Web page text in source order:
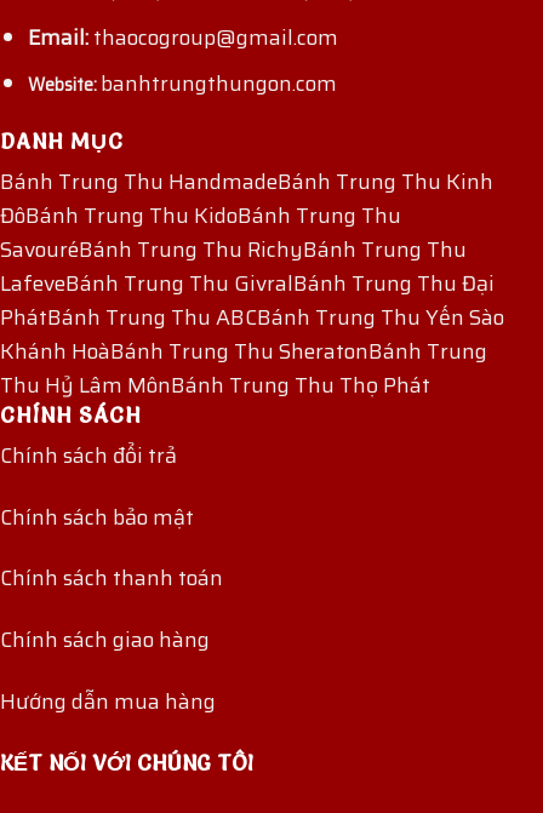
Email:thaocogroup@gmail.com
Website:banhtrungthungon.com
DANH MỤC
Bánh Trung Thu HandmadeBánh Trung Thu Kinh
ĐôBánh Trung Thu KidoBánh Trung Thu
SavouréBánh Trung Thu RichyBánh Trung Thu
LafeveBánh Trung Thu GivralBánh Trung Thu Đại
PhátBánh Trung Thu ABCBánh Trung Thu Yến Sào
Khánh HoàBánh Trung Thu SheratonBánh Trung
Thu Hỷ Lâm MônBánh Trung Thu Thọ Phát
CHÍNH SÁCH
Chính sách đổi trả
Chính sách bảo mật
Chính sách thanh toán
Chính sách giao hàng
Hướng dẫn mua hàng
KẾT NỐI VỚI CHÚNG TÔI